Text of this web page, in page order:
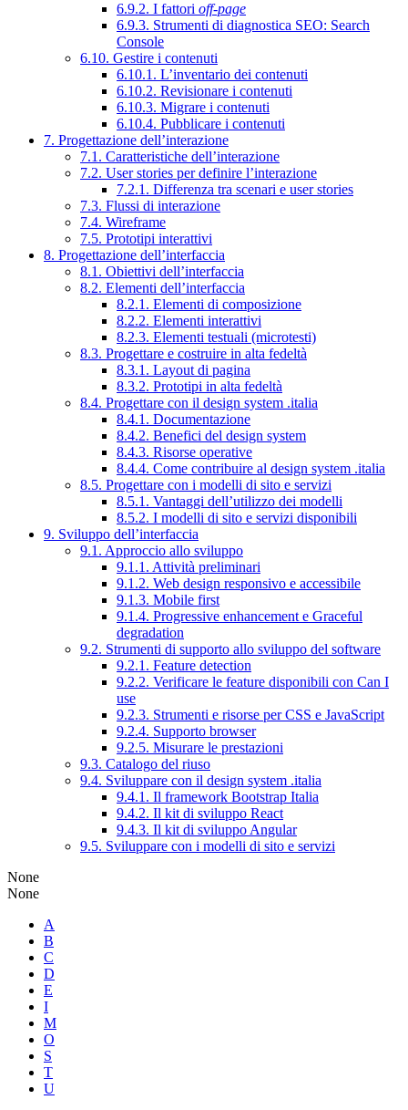
6.9.2. I fattori off-page
6.9.3. Strumenti di diagnostica SEO: Search
Console
6.10. Gestire i contenuti
6.10.1. L’inventario dei contenuti
6.10.2. Revisionare i contenuti
6.10.3. Migrare i contenuti
6.10.4. Pubblicare i contenuti
7. Progettazione dell’interazione
7.1. Caratteristiche dell’interazione
7.2. User stories per definire l’interazione
7.2.1. Differenza tra scenari e user stories
7.3. Flussi di interazione
7.4. Wireframe
7.5. Prototipi interattivi
8. Progettazione dell’interfaccia
8.1. Obiettivi dell’interfaccia
8.2. Elementi dell’interfaccia
8.2.1. Elementi di composizione
8.2.2. Elementi interattivi
8.2.3. Elementi testuali (microtesti)
8.3. Progettare e costruire in alta fedeltà
8.3.1. Layout di pagina
8.3.2. Prototipi in alta fedeltà
8.4. Progettare con il design system .italia
8.4.1. Documentazione
8.4.2. Benefici del design system
8.4.3. Risorse operative
8.4.4. Come contribuire al design system .italia
8.5. Progettare con i modelli di sito e servizi
8.5.1. Vantaggi dell’utilizzo dei modelli
8.5.2. I modelli di sito e servizi disponibili
9. Sviluppo dell’interfaccia
9.1. Approccio allo sviluppo
9.1.1. Attività preliminari
9.1.2. Web design responsivo e accessibile
9.1.3. Mobile first
9.1.4. Progressive enhancement e Graceful
degradation
9.2. Strumenti di supporto allo sviluppo del software
9.2.1. Feature detection
9.2.2. Verificare le feature disponibili con Can I
use
9.2.3. Strumenti e risorse per CSS e JavaScript
9.2.4. Supporto browser
9.2.5. Misurare le prestazioni
9.3. Catalogo del riuso
9.4. Sviluppare con il design system .italia
9.4.1. Il framework Bootstrap Italia
9.4.2. Il kit di sviluppo React
9.4.3. Il kit di sviluppo Angular
9.5. Sviluppare con i modelli di sito e servizi
None
None
A
B
C
D
E
I
M
O
S
T
U